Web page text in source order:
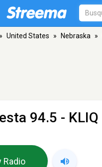
» United States » Nebraska »
94.5 - KLIQ
Radio